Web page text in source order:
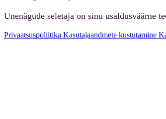
Unenägude seletaja on sinu usaldusväärne
Privaatsuspoliitika Kasutajaandmete kustutamine